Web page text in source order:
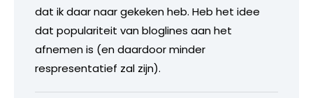
dat ik daar naar gekeken heb. Heb het idee
dat populariteit van bloglines aan het
afnemen is (en daardoor minder
respresentatief zal zijn).